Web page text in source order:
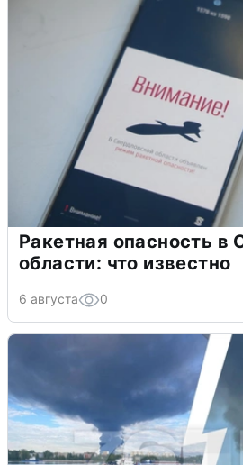
Ракетная опасность в
области: что известно
6 августа 0